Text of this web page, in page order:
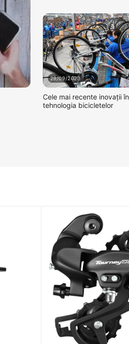
29/09/2023
Cele mai recente inovații în
tehnologia bicicletelor